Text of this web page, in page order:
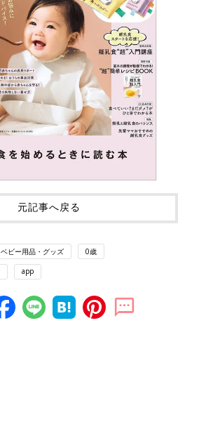
元記事へ戻る
ベビー用品・グッズ 0歳
app